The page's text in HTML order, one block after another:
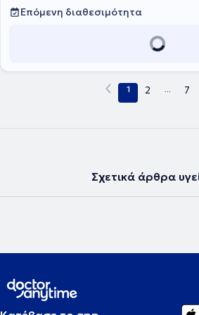
Πανεπιστήμιο Πατρών. Έπειτα από επιτυχείς
Ευρωπαϊκό τίτλο Ωτορινολαρυγγολογίας
εργάζεται ως Επιμελητής ΩΡΛ στο Γενικό
επεμβάσεων σε όλο το φάσμα της
Συνεργάζεται ως εξωτερικός συνεργάτης
Επόμενη διαθεσιμότητα
1 2 ... 7
Σχετικά άρθρα